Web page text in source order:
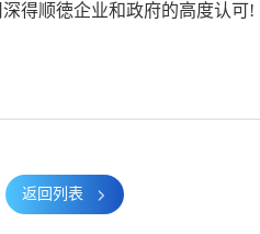
得顺徳企业和政府的高度认可!
返回列表